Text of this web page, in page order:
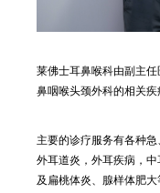
莱佛士耳鼻喉科由副主
鼻咽喉头颈外科的相关疾
主要的诊疗服务有各种
外耳道炎，外耳疾病，
及扁桃体炎、腺样体肥